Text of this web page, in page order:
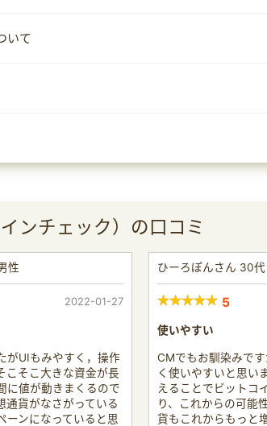
いて
ンチェック）の口コミ
性
2022-01-27
がUIもみやすく，操作
こそこ大きな資金が長
に値が動きまくるので
通貨がなさがっている
ーンになっていると思
ひーろぽんさん 30
5
使いやすい
CMでもお馴染みで
く使いやすいと思い
えることでビットコ
り、これからの可能
貨もこれからもっと